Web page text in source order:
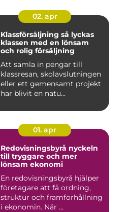
02. apr
Klassförsäljning så lyckas
klassen med en lönsam
och rolig försäljning
Att samla in pengar till
klassresan, skolavslutningen
eller ett gemensamt projekt
har blivit en natu...
01. apr
Redovisningsbyrå nyckeln
till tryggare och mer
lönsam ekonomi
En redovisningsbyrå hjälper
företagare att få ordning,
struktur och framförhållning
i ekonomin. När ...